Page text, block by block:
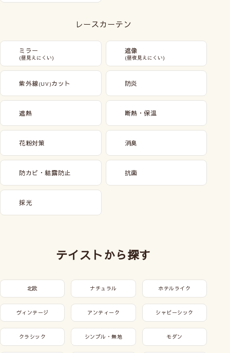
レースカーテン
ミラー
(昼見えにくい)
遮像
(昼夜見えにくい)
紫外線(UV)カット 防炎
遮熱 断熱・保温
花粉対策 消臭
防カビ・結露防止 抗菌
採光
テイストから探す
北欧 ナチュラル ホテルライク
ヴィンテージ アンティーク シャビーシック
クラシック シンプル・無地 モダン